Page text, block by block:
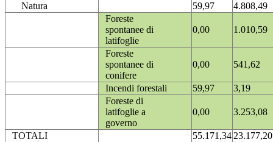
Natura
59,97
4.808,49
Foreste
spontanee di
latifoglie
0,00 1.010,59
Foreste
spontanee di
conifere
0,00 541,62
Incendi forestali 59,97
3,19
Foreste di
latifoglie a
governo
0,00 3.253,08
TOTALI 55.171,3423.177,20